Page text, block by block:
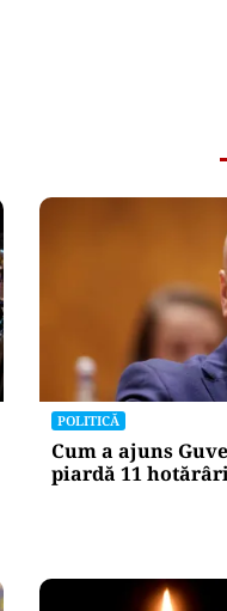
POLITICĂ
Cum a ajuns
piardă 11